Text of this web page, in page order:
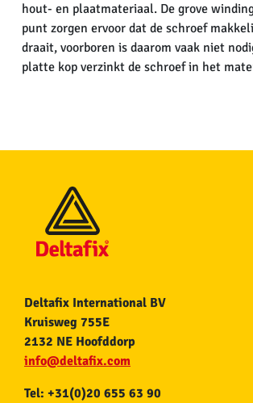
hout- en plaatmateriaal. De grove
punt zorgen ervoor dat de schroef
draait, voorboren is daarom vaak niet
platte kop verzinkt de schroef in het
Deltafix International BV
Kruisweg 755E
2132 NE Hoofddorp
info@deltafix.com
Tel: +31(0)20 655 63 90